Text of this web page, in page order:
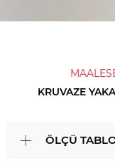
KRUVAZE
ÖLÇÜ